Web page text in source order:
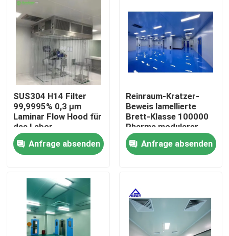
Haus
Über uns
Fabrik-Ausflug
SUS304 H14 Filter
99,9995% 0,3 μm
Laminar Flow Hood für
das Labor
Anfrage absenden
Reinraum-Kratzer-
Beweis lamellierte
Brett-Klasse 100000
Pharma modularer
Anfrage absenden